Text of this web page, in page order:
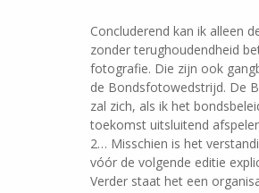
Concluderend kan ik alleen
zonder terughoudendheid
fotografie. Die zijn ook
de Bondsfotowedstrijd. De
zal zich, als ik het
toekomst uitsluitend
2… Misschien is het
vóór de volgende editie
Verder staat het een